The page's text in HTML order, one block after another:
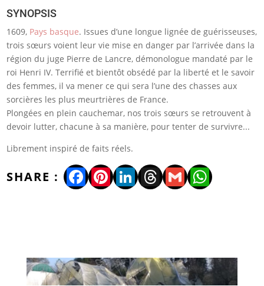
SYNOPSIS
1609, Pays basque. Issues d’une longue lignée de guérisseuses,
trois sœurs voient leur vie mise en danger par l’arrivée dans la
région du juge Pierre de Lancre, démonologue mandaté par le
roi Henri IV. Terrifié et bientôt obsédé par la liberté et le savoir
des femmes, il va mener ce qui sera l’une des chasses aux
sorcières les plus meurtrières de France.
Plongées en plein cauchemar, nos trois sœurs se retrouvent à
devoir lutter, chacune à sa manière, pour tenter de survivre...
Librement inspiré de faits réels.
Facebook
Pinterest
LinkedIn
Threads
Gmail